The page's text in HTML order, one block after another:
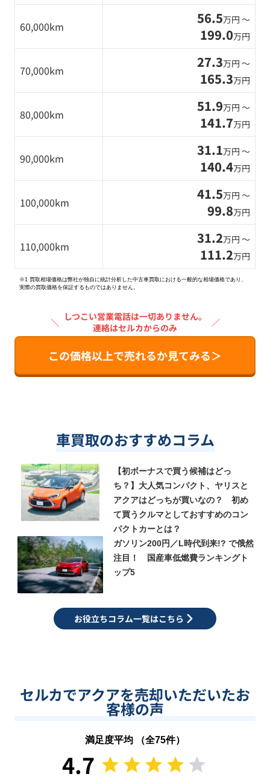
60,000km 56.5万円 〜
199.0万円
70,000km 27.3万円 〜
165.3万円
80,000km 51.9万円 〜
141.7万円
90,000km 31.1万円 〜
140.4万円
100,000km 41.5万円 〜
99.8万円
110,000km 31.2万円 〜
111.2万円
※1 買取相場価格は弊社が独自に統計分析した中古車買取における一般的な相場価格であり、
実際の買取価格を保証するものではありません。
＼ しつこい営業電話は一切ありません。
連絡はセルカからのみ
／
この価格以上で売れるか見てみる＞
車買取のおすすめコラム
【初ボーナスで買う候補はどっ
ち？】大人気コンパクト、ヤリスと
アクアはどっちが買いなの？ 初め
て買うクルマとしておすすめのコン
パクトカーとは？
ガソリン200円／L時代到来!? で俄然
注目！ 国産車低燃費ランキングト
ップ5
お役立ちコラム一覧はこちら
セルカでアクアを売却いただいたお
客様の声
満足度平均 （全75件）
4.7